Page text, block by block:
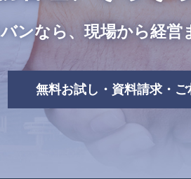
ンなら、現場から経営
無料お試し・資料請求・